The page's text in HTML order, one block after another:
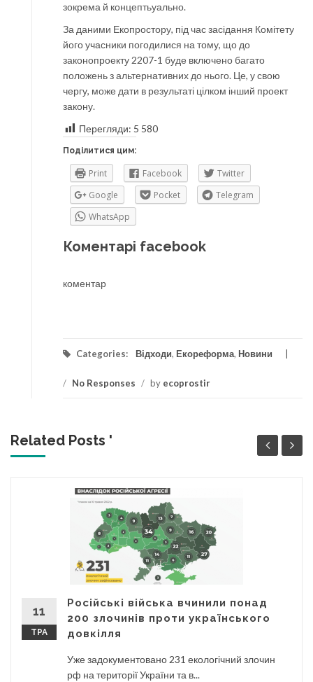
зокрема й концептьуально.
За даними Екопростору, під час засідання Комітету
його учасники погодилися на тому, що до
законопроекту 2207-1 буде включено багато
положень з альтернативних до нього. Це, у свою
чергу, може дати в результаті цілком інший проект
закону.
Перегляди: 5 580
Поділитися цим:
Print Facebook
Twitter
Google
Pocket
Telegram
WhatsApp
Коментарі facebook
коментар
Categories: Відходи, Екореформа, Новини
/ No Responses / by ecoprostir
Related Posts '
11
ТРА
Російські війська вчинили понад
200 злочинів проти українського
довкілля
Уже задокументовано 231 екологічний злочин
рф на території України та в...